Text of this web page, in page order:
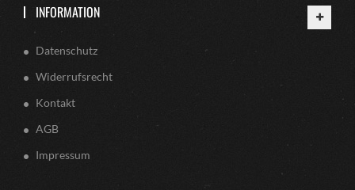
INFORMATION
Datenschutz
Widerrufsrecht
Kontakt
AGB
Impressum